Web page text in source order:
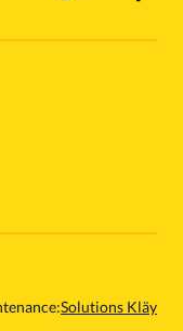
Solutions Kläy